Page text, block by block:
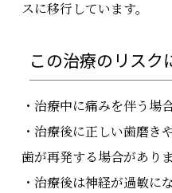
スに移行しています。
この治療のリスク
・治療中に痛みを伴う場
・治療後に正しい歯磨き
歯が再発する場合があり
・治療後は神経が過敏に